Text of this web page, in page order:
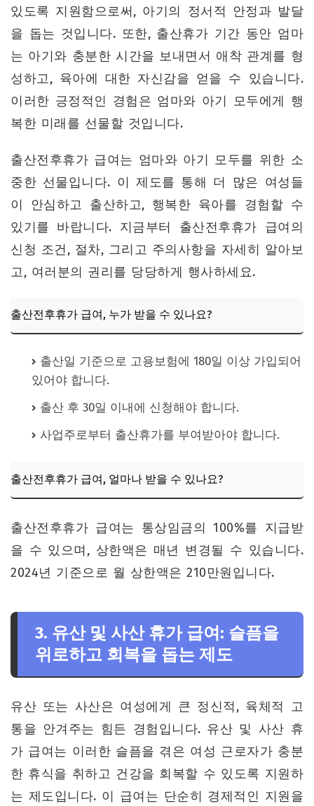
있도록 지원함으로써, 아기의 정서적 안정과 발달
을 돕는 것입니다. 또한, 출산휴가 기간 동안 엄마
는 아기와 충분한 시간을 보내면서 애착 관계를 형
성하고, 육아에 대한 자신감을 얻을 수 있습니다.
이러한 긍정적인 경험은 엄마와 아기 모두에게 행
복한 미래를 선물할 것입니다.
출산전후휴가 급여는 엄마와 아기 모두를 위한 소
중한 선물입니다. 이 제도를 통해 더 많은 여성들
이 안심하고 출산하고, 행복한 육아를 경험할 수
있기를 바랍니다. 지금부터 출산전후휴가 급여의
신청 조건, 절차, 그리고 주의사항을 자세히 알아보
고, 여러분의 권리를 당당하게 행사하세요.
출산전후휴가 급여, 누가 받을 수 있나요?
출산일 기준으로 고용보험에 180일 이상 가입되어
있어야 합니다.
출산 후 30일 이내에 신청해야 합니다.
사업주로부터 출산휴가를 부여받아야 합니다.
출산전후휴가 급여, 얼마나 받을 수 있나요?
출산전후휴가 급여는 통상임금의 100%를 지급받
을 수 있으며, 상한액은 매년 변경될 수 있습니다.
2024년 기준으로 월 상한액은 210만원입니다.
3. 유산 및 사산 휴가 급여: 슬픔을
위로하고 회복을 돕는 제도
유산 또는 사산은 여성에게 큰 정신적, 육체적 고
통을 안겨주는 힘든 경험입니다. 유산 및 사산 휴
가 급여는 이러한 슬픔을 겪은 여성 근로자가 충분
한 휴식을 취하고 건강을 회복할 수 있도록 지원하
는 제도입니다. 이 급여는 단순히 경제적인 지원을